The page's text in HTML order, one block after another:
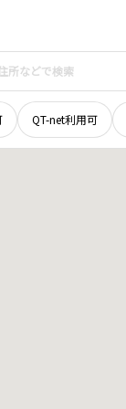
QT-net利用可